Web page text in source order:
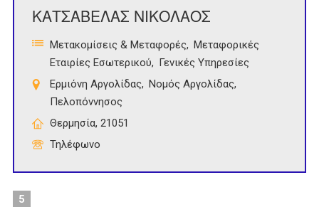
ΚΑΤΣΑΒΕΛΑΣ ΝΙΚΟΛΑΟΣ
Μετακομίσεις & Μεταφορές
Μεταφορικές
Εταιρίες Εσωτερικού
Γενικές Υπηρεσίες
Ερμιόνη Αργολίδας
Νομός Αργολίδας
Πελοπόννησος
Θερμησία, 21051
Τηλέφωνο
5